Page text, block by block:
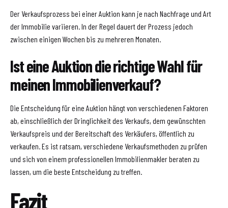
Der Verkaufsprozess bei einer Auktion kann je nach Nachfrage und Art
der Immobilie variieren. In der Regel dauert der Prozess jedoch
zwischen einigen Wochen bis zu mehreren Monaten.
Ist eine Auktion die richtige Wahl für
meinen Immobilienverkauf?
Die Entscheidung für eine Auktion hängt von verschiedenen Faktoren
ab, einschließlich der Dringlichkeit des Verkaufs, dem gewünschten
Verkaufspreis und der Bereitschaft des Verkäufers, öffentlich zu
verkaufen. Es ist ratsam, verschiedene Verkaufsmethoden zu prüfen
und sich von einem professionellen Immobilienmakler beraten zu
lassen, um die beste Entscheidung zu treffen.
Fazit